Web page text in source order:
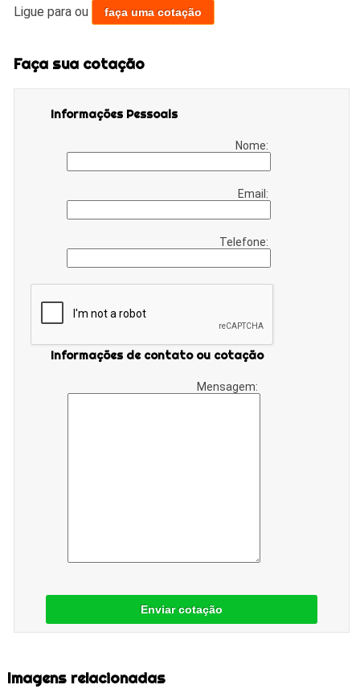
Ligue paraou faça uma cotação
Faça sua cotação
Informações Pessoais
Nome:
Email:
Telefone:
Informações de contato ou cotação
Mensagem:
Enviar cotação
Imagens relacionadas